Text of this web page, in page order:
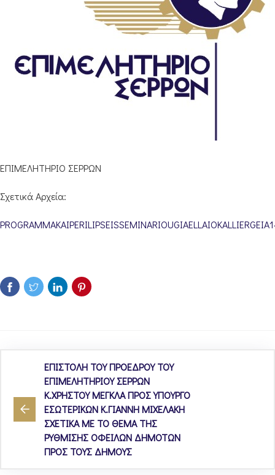
ΕΠΙΜΕΛΗΤΗΡΙΟ ΣΕΡΡΩΝ
Σχετικά Αρχεία:
ΕΠΙΣΤΟΛΗ ΤΟΥ ΠΡΟΕΔΡΟΥ ΤΟΥ
ΕΠΙΜΕΛΗΤΗΡΙΟΥ ΣΕΡΡΩΝ
Κ.ΧΡΗΣΤΟΥ ΜΕΓΚΛΑ ΠΡΟΣ ΥΠΟΥΡΓΟ
ΕΣΩΤΕΡΙΚΩΝ Κ.ΓΙΑΝΝΗ ΜΙΧΕΛΑΚΗ
ΣΧΕΤΙΚΑ ΜΕ ΤΟ ΘΕΜΑ ΤΗΣ
ΡΥΘΜΙΣΗΣ ΟΦΕΙΛΩΝ ΔΗΜΟΤΩΝ
ΠΡΟΣ ΤΟΥΣ ΔΗΜΟΥΣ